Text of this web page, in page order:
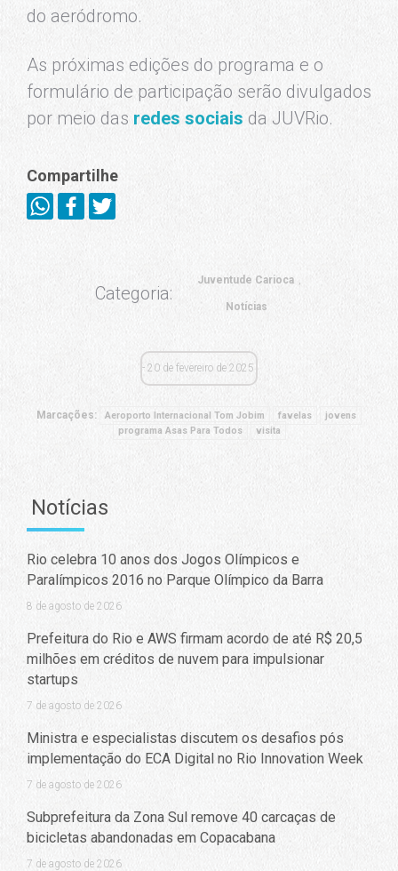
do aeródromo.
As próximas edições do programa e o
formulário de participação serão divulgados
por meio das redes sociais da JUVRio.
Compartilhe
Categoria:
Juventude Carioca
Notícias
20 de fevereiro de 2025
Marcações: Aeroporto Internacional Tom Jobim favelas
jovens
programa Asas Para Todos
visita
Notícias
Rio celebra 10 anos dos Jogos Olímpicos e
Paralímpicos 2016 no Parque Olímpico da Barra
8 de agosto de 2026
Prefeitura do Rio e AWS firmam acordo de até R$ 20,5
milhões em créditos de nuvem para impulsionar
startups
7 de agosto de 2026
Ministra e especialistas discutem os desafios pós
implementação do ECA Digital no Rio Innovation Week
7 de agosto de 2026
Subprefeitura da Zona Sul remove 40 carcaças de
bicicletas abandonadas em Copacabana
7 de agosto de 2026